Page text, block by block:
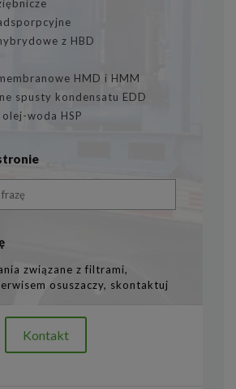
z HBD
HMD i HMM
spusty kondensatu EDD
woda HSP
związane z filtrami,
osuszaczy, skontaktuj
Kontakt